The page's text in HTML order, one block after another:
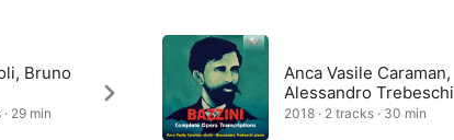
Bruno
29 min
Anca Vasile Caraman,
Alessandro Trebeschi
2018 · 2 tracks · 30 min